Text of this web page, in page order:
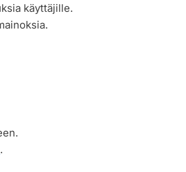
käyttäjille.
.